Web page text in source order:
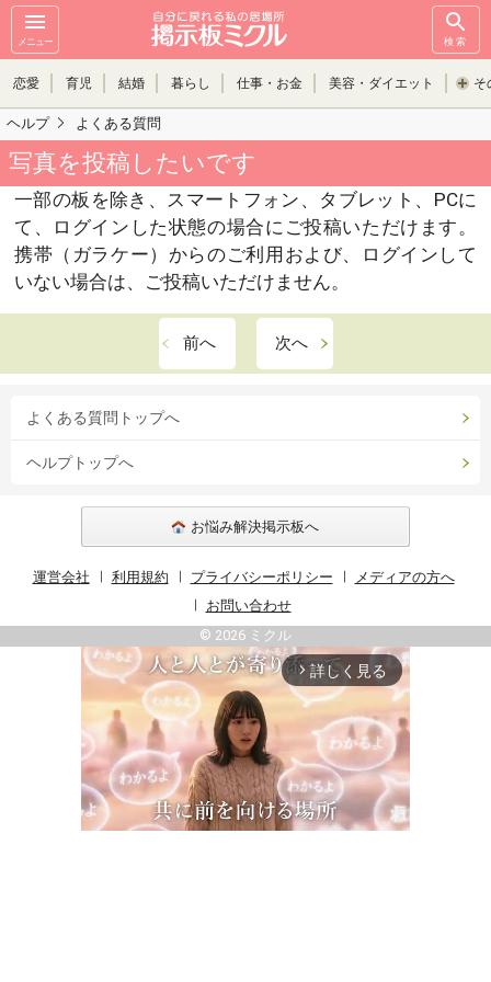
メニュー 検索
恋愛 育児 結婚 暮らし 仕事・お金 美容・ダイエット そ
ヘルプ よくある質問
写真を投稿したいです
一部の板を除き、スマートフォン、タブレット、PCに
て、ログインした状態の場合にご投稿いただけます。
携帯（ガラケー）からのご利用および、ログインして
いない場合は、ご投稿いただけません。
前へ 次へ
よくある質問トップへ
ヘルプトップへ
お悩み解決掲示板へ
運営会社 利用規約 プライバシーポリシー
メディアの方へ
お問い合わせ
© 2026 ミクル
arrow_forward_ios 詳しく見る